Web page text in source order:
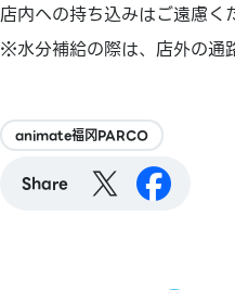
店内への持ち込みはご遠慮く
※水分補給の際は、店外の通
animate福冈PARCO
Share